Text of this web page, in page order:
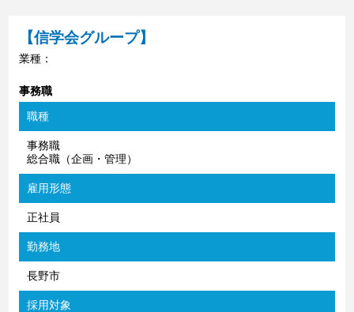
【信学会グループ】
業種：
事務職
職種
事務職
総合職（企画・管理）
雇用形態
正社員
勤務地
長野市
採用対象